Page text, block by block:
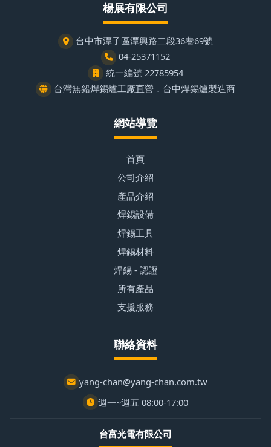
楊展有限公司
台中市潭子區潭興路二段36巷69號
04-25371152
統一編號 22785954
台灣無鉛焊錫爐工廠直營．台中焊錫爐製造商
網站導覽
首頁
公司介紹
產品介紹
焊錫設備
焊錫工具
焊錫材料
焊錫 - 認證
所有產品
支援服務
聯絡資料
yang-chan@yang-chan.com.tw
週一~週五 08:00-17:00
台富光電有限公司